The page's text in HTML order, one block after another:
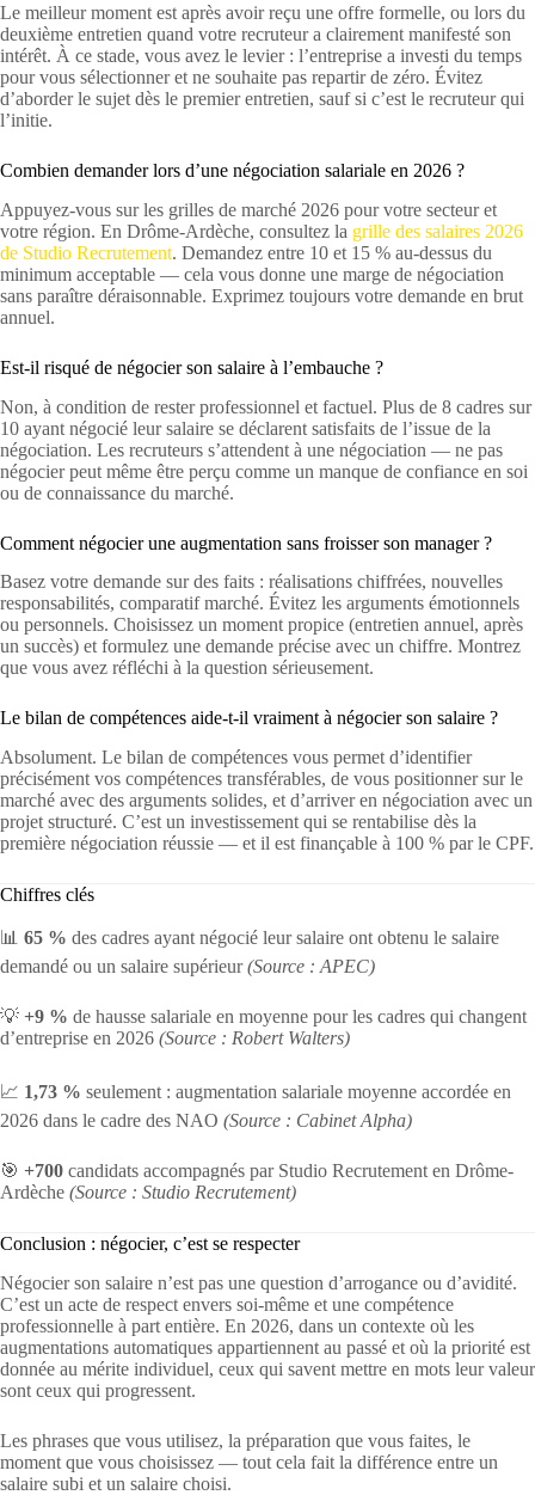
Le meilleur moment est après avoir reçu une offre formelle, ou lors du
deuxième entretien quand votre recruteur a clairement manifesté son
intérêt. À ce stade, vous avez le levier : l’entreprise a investi du temps
pour vous sélectionner et ne souhaite pas repartir de zéro. Évitez
d’aborder le sujet dès le premier entretien, sauf si c’est le recruteur qui
l’initie.
Combien demander lors d’une négociation salariale en 2026 ?
Appuyez-vous sur les grilles de marché 2026 pour votre secteur et
votre région. En Drôme-Ardèche, consultez la grille des salaires 2026
de Studio Recrutement. Demandez entre 10 et 15 % au-dessus du
minimum acceptable — cela vous donne une marge de négociation
sans paraître déraisonnable. Exprimez toujours votre demande en brut
annuel.
Est-il risqué de négocier son salaire à l’embauche ?
Non, à condition de rester professionnel et factuel. Plus de 8 cadres sur
10 ayant négocié leur salaire se déclarent satisfaits de l’issue de la
négociation. Les recruteurs s’attendent à une négociation — ne pas
négocier peut même être perçu comme un manque de confiance en soi
ou de connaissance du marché.
Comment négocier une augmentation sans froisser son manager ?
Basez votre demande sur des faits : réalisations chiffrées, nouvelles
responsabilités, comparatif marché. Évitez les arguments émotionnels
ou personnels. Choisissez un moment propice (entretien annuel, après
un succès) et formulez une demande précise avec un chiffre. Montrez
que vous avez réfléchi à la question sérieusement.
Le bilan de compétences aide-t-il vraiment à négocier son salaire ?
Absolument. Le bilan de compétences vous permet d’identifier
précisément vos compétences transférables, de vous positionner sur le
marché avec des arguments solides, et d’arriver en négociation avec un
projet structuré. C’est un investissement qui se rentabilise dès la
première négociation réussie — et il est finançable à 100 % par le CPF.
Chiffres clés
📊 65 % des cadres ayant négocié leur salaire ont obtenu le salaire
demandé ou un salaire supérieur(Source : APEC)
💡 +9 % de hausse salariale en moyenne pour les cadres qui changent
d’entreprise en 2026 (Source : Robert Walters)
📈 1,73 % seulement : augmentation salariale moyenne accordée en
2026 dans le cadre des NAO (Source : Cabinet Alpha)
🎯 +700 candidats accompagnés par Studio Recrutement en Drôme-
Ardèche (Source : Studio Recrutement)
Conclusion : négocier, c’est se respecter
Négocier son salaire n’est pas une question d’arrogance ou d’avidité.
C’est un acte de respect envers soi-même et une compétence
professionnelle à part entière. En 2026, dans un contexte où les
augmentations automatiques appartiennent au passé et où la priorité est
donnée au mérite individuel, ceux qui savent mettre en mots leur valeur
sont ceux qui progressent.
Les phrases que vous utilisez, la préparation que vous faites, le
moment que vous choisissez — tout cela fait la différence entre un
salaire subi et un salaire choisi.